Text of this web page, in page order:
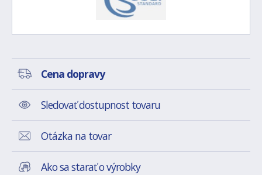
Cena dopravy
Sledovať dostupnost tovaru
Otázka na tovar
Ako sa starať o výrobky